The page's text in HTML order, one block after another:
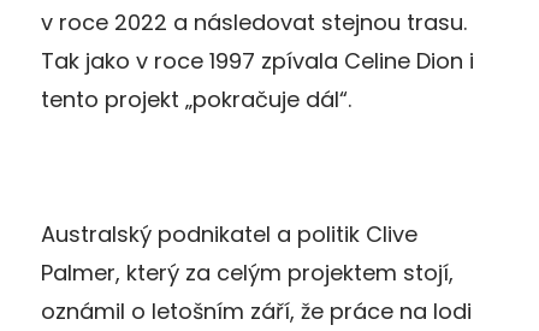
v roce 2022 a následovat stejnou trasu.
Tak jako v roce 1997 zpívala Celine Dion i
tento projekt „pokračuje dál“.
Australský podnikatel a politik Clive
Palmer, který za celým projektem stojí,
oznámil o letošním září, že práce na lodi